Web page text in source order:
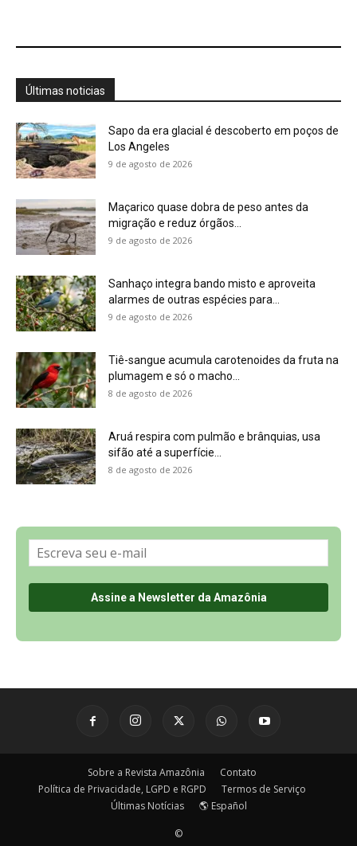
Últimas noticias
Sapo da era glacial é descoberto em poços de
Los Angeles
9 de agosto de 2026
Maçarico quase dobra de peso antes da
migração e reduz órgãos...
9 de agosto de 2026
Sanhaço integra bando misto e aproveita
alarmes de outras espécies para...
9 de agosto de 2026
Tiê-sangue acumula carotenoides da fruta na
plumagem e só o macho...
8 de agosto de 2026
Aruá respira com pulmão e brânquias, usa
sifão até a superfície...
8 de agosto de 2026
Sobre a Revista Amazônia
Contato
Política de Privacidade, LGPD e RGPD
Termos de Serviço
Últimas Notícias
🌎 Español
©